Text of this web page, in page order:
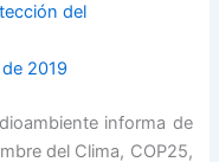
del
2019
informa de
del Clima, COP25,